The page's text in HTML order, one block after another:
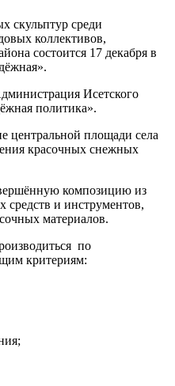
среди
коллективов,
состоится 17 декабря в
Исетского
политика».
центральной площади села
красочных снежных
композицию из
средств и инструментов,
материалов.
по
критериям: